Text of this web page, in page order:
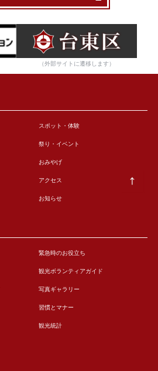
（外部サイトに遷移します）
スポット・体験
祭り・イベント
おみやげ
アクセス
お知らせ
緊急時のお役立ち
観光ボランティアガイド
写真ギャラリー
習慣とマナー
観光統計